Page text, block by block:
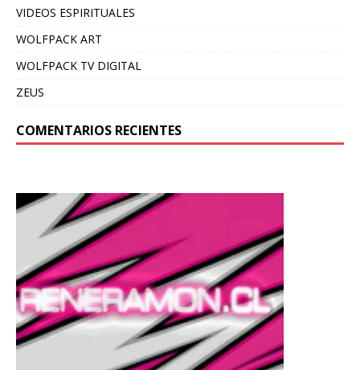
VIDEOS ESPIRITUALES
WOLFPACK ART
WOLFPACK TV DIGITAL
ZEUS
COMENTARIOS RECIENTES